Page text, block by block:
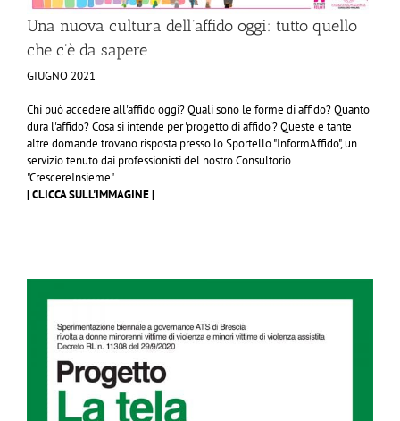
Una nuova cultura dell’affido oggi: tutto quello
che c’è da sapere
GIUGNO 2021
​Chi può accedere all'affido oggi? Quali sono le forme di affido? Quanto
dura l'affido? Cosa si intende per 'progetto di affido'? Queste e tante
altre domande trovano risposta presso lo Sportello "InformAffido", un
servizio tenuto dai professionisti del nostro Consultorio
"CrescereInsieme"...
| CLICCA SULL'IMMAGINE |